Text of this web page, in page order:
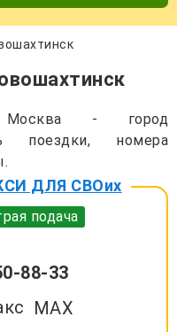
Москва - город
поездки, номера
ДЛЯ СВОих
подача
88-33
MAX